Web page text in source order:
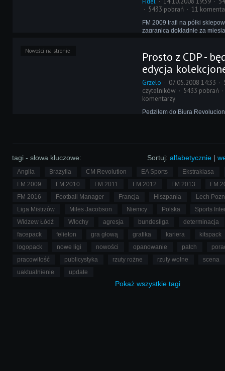
5433 pobrań
11
FM 2009 trafi na półki
zagranicą dokładnie za
prezentami - okazuje się, że
nie tylko CD Projekt.
Nowości na stronie
Prosto z CDP -
edycja
Grzelo 07.05.2008 14:33
czytelników
5433 pobrań
komentarzy
Pędziłem do Biura
Sortuj: alfabetycznie |
tagi - słowa kluczowe:
Anglia Brazylia CM Revolution EA Sports
Ekstraklasa
FM 2009
FM 2010 FM 2011 FM 2012 FM 2013
FM
FM 2016
Football Manager Francja Hiszpania
Lech
Liga Mistrzów
Miles Jacobson Niemcy Polska
Sports
Widzew Łódź
Włochy agresja bundesliga
determinacja
facepack
felieton gra głową grafika kariera
kitspack
logopack
nowe ligi nowości opanowanie patch
pracowitość
publicystyka rzuty rożne rzuty wolne
scena
uaktualnienie
update
Pokaż wszystkie tagi